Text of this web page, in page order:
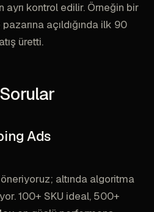
ayrı kontrol edilir. Örneğin bir
açıldığında ilk 90
üretti.
Ads
altında algoritma
100+ SKU ideal, 500+